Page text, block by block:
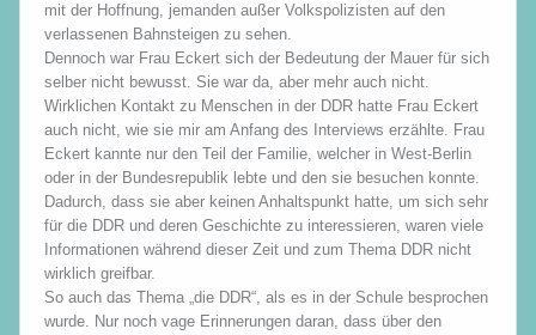
mit der Hoffnung, jemanden außer Volkspolizisten auf den
verlassenen Bahnsteigen zu sehen.
Dennoch war Frau Eckert sich der Bedeutung der Mauer für sich
selber nicht bewusst. Sie war da, aber mehr auch nicht.
Wirklichen Kontakt zu Menschen in der DDR hatte Frau Eckert
auch nicht, wie sie mir am Anfang des Interviews erzählte. Frau
Eckert kannte nur den Teil der Familie, welcher in West-Berlin
oder in der Bundesrepublik lebte und den sie besuchen konnte.
Dadurch, dass sie aber keinen Anhaltspunkt hatte, um sich sehr
für die DDR und deren Geschichte zu interessieren, waren viele
Informationen während dieser Zeit und zum Thema DDR nicht
wirklich greifbar.
So auch das Thema „die DDR“, als es in der Schule besprochen
wurde. Nur noch vage Erinnerungen daran, dass über den